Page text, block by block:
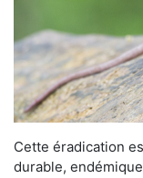
Cette éradication
durable,